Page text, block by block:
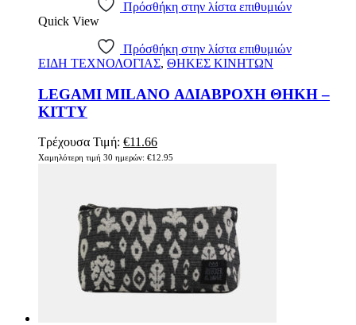
Πρόσθήκη στην λίστα επιθυμιών
Quick View
Πρόσθήκη στην λίστα επιθυμιών
ΕΙΔΗ ΤΕΧΝΟΛΟΓΙΑΣ, ΘΗΚΕΣ ΚΙΝΗΤΩΝ
LEGAMI MILANO ΑΔΙΑΒΡΟΧΗ ΘΗΚΗ –
KITTY
Τρέχουσα Τιμή: Original
price
€11.66Η
τρέχουσα
Χαμηλότερη τιμή 30 ημερών: €12.95